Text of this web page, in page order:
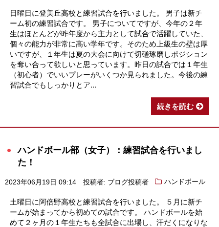
日曜日に登美丘高校と練習試合を行いました。 男子は新チ
ーム初の練習試合です。 男子についてですが、今年の２年
生はほとんどが昨年度から主力として試合で活躍していた、
個々の能力が非常に高い学年です。そのため上級生の壁は厚
いですが、１年生は夏の大会に向けて切磋琢磨しポジション
を奪い合って欲しいと思っています。昨日の試合では１年生
（初心者）でいいプレーがいくつか見られました。今後の練
習試合でもしっかりとア...
続きを読む
ハンドボール部（女子）：練習試合を行いまし
た！
2023年06月19日 09:14 投稿者: ブログ投稿者 ハンドボール
土曜日に阿倍野高校と練習試合を行いました。 ５月に新チ
ームが始まってから初めての試合です。 ハンドボールを始
めて２ヶ月の１年生たちも全試合に出場し、汗だくになりな